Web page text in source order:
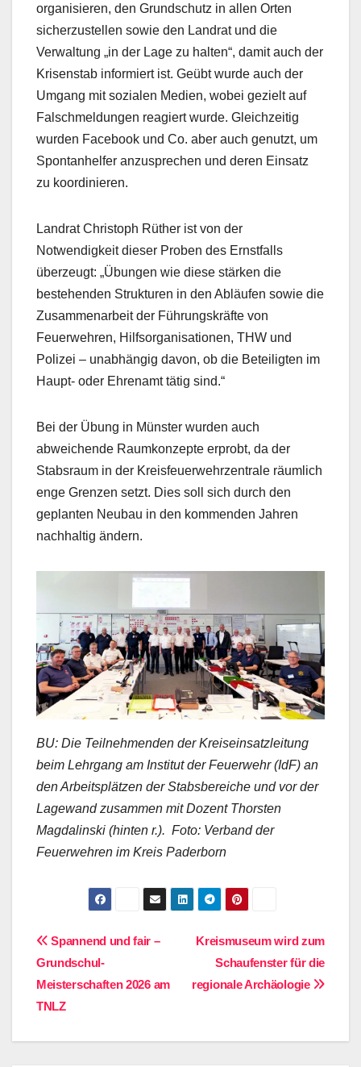
organisieren, den Grundschutz in allen Orten
sicherzustellen sowie den Landrat und die
Verwaltung „in der Lage zu halten“, damit auch der
Krisenstab informiert ist. Geübt wurde auch der
Umgang mit sozialen Medien, wobei gezielt auf
Falschmeldungen reagiert wurde. Gleichzeitig
wurden Facebook und Co. aber auch genutzt, um
Spontanhelfer anzusprechen und deren Einsatz
zu koordinieren.
Landrat Christoph Rüther ist von der
Notwendigkeit dieser Proben des Ernstfalls
überzeugt: „Übungen wie diese stärken die
bestehenden Strukturen in den Abläufen sowie die
Zusammenarbeit der Führungskräfte von
Feuerwehren, Hilfsorganisationen, THW und
Polizei – unabhängig davon, ob die Beteiligten im
Haupt- oder Ehrenamt tätig sind.“
Bei der Übung in Münster wurden auch
abweichende Raumkonzepte erprobt, da der
Stabsraum in der Kreisfeuerwehrzentrale räumlich
enge Grenzen setzt. Dies soll sich durch den
geplanten Neubau in den kommenden Jahren
nachhaltig ändern.
BU: Die Teilnehmenden der Kreiseinsatzleitung
beim Lehrgang am Institut der Feuerwehr (IdF) an
den Arbeitsplätzen der Stabsbereiche und vor der
Lagewand zusammen mit Dozent Thorsten
Magdalinski (hinten r.). Foto: Verband der
Feuerwehren im Kreis Paderborn
Beitragsnavigation
Kreismuseum wird zum
Schaufenster für die
regionale Archäologie
Spannend und fair –
Grundschul-
Meisterschaften 2026 am
TNLZ